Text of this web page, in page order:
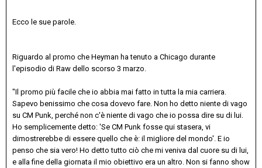
Ecco le sue parole.
Riguardo al promo che Heyman ha tenuto a Chicago durante
l'episodio di Raw dello scorso 3 marzo.
"Il promo più facile che io abbia mai fatto in tutta la mia carriera.
Sapevo benissimo che cosa dovevo fare. Non ho detto niente di vago
su CM Punk, perché non c'è niente di vago che io possa dire su di lui.
Ho semplicemente detto: 'Se CM Punk fosse qui stasera, vi
dimostrerebbe di essere quello che è: il migliore del mondo'. E io
penso che sia vero! Ho detto tutto ciò che mi veniva dal cuore su di lui,
e alla fine della giornata il mio obiettivo era un altro. Non si fanno show